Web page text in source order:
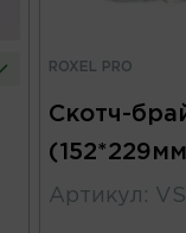
ROXEL PRO
Скотч-
Артикул :